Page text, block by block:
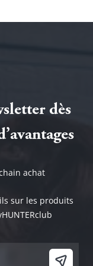
dès
achat
sur les produits